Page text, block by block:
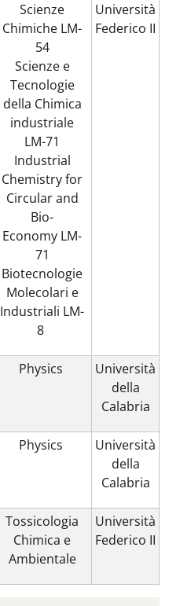
Scienze
Chimiche LM-
54
Scienze e
Tecnologie
della Chimica
industriale
LM-71
Industrial
Chemistry for
Circular and
Bio-
Economy LM-
71
Biotecnologie
Molecolari e
Industriali LM-
8
Università
Federico II
Physics
Università
della
Calabria
Physics
Università
della
Calabria
Tossicologia
Chimica e
Ambientale
Università
Federico II